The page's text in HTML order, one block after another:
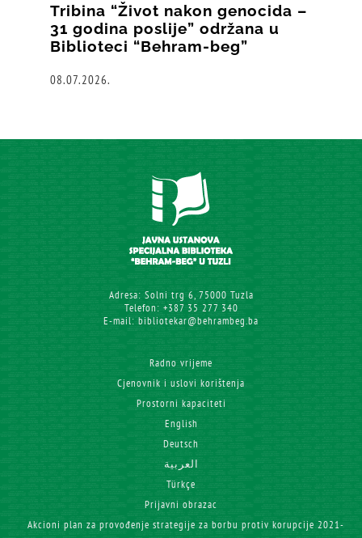
Tribina “Život nakon genocida –
31 godina poslije” održana u
Biblioteci “Behram-beg”
08.07.2026.
Adresa: Solni trg 6, 75000 Tuzla
Telefon: +387 35 277 340
E-mail: bibliotekar@behrambeg.ba
Radno vrijeme
Cjenovnik i uslovi korištenja
Prostorni kapaciteti
English
Deutsch
العربية
Türkçe
Prijavni obrazac
Akcioni plan za provođenje strategije za borbu protiv korupcije 2021-